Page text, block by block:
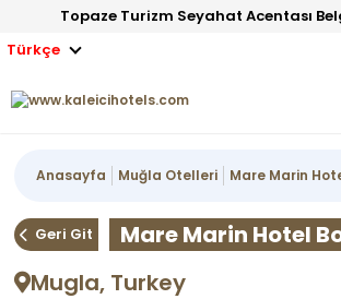
Topaze Turizm Seyahat Acentası
Türkçe
Anasayfa Muğla Otelleri Mare Marin
Geri Git
Mare Marin Hotel
Mugla, Turkey